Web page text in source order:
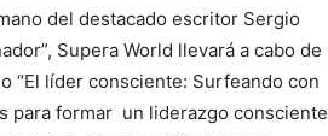
del destacado escritor Sergio
Supera World llevará a cabo de
“El líder consciente: Surfeando con
para formar un liderazgo consciente